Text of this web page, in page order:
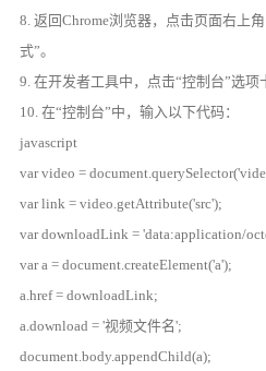
8. 返回Chrome浏览器，点击页面右上
式”。
9. 在开发者工具中，点击“控制台”选项
10. 在“控制台”中，输入以下代码：
javascript
var video =
var link = video.getAttribute('src');
var downloadLink = 'data:application/
var a = document.createElement('a');
a.href = downloadLink;
a.download = '视频文件名';
document.body.appendChild(a);